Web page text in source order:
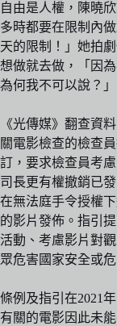
自由是人權，陳曉
多時都要在限制內
天的限制！」她拍
想做就去做，「因
為何我不可以說？」
《光傳媒》翻查資
關電影檢查的檢查
訂，要求檢查員考
司長更有權撤銷已
在無法庭手令授權
的影片發佈。指引
活動、考慮影片對
眾危害國家安全或
條例及指引在2021
有關的電影因此未